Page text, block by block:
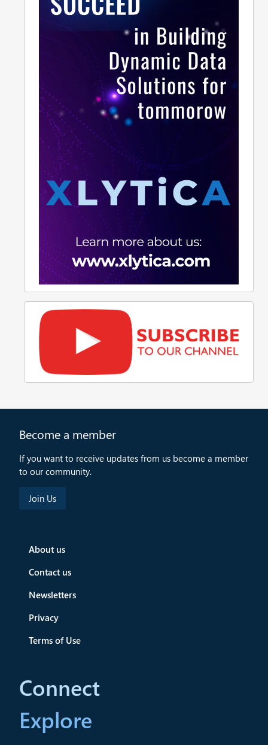
Become a member
If you want to receive updates from us become a member
to our community.
About us
Contact us
Newsletters
Privacy
Terms of Use
Connect
Explore